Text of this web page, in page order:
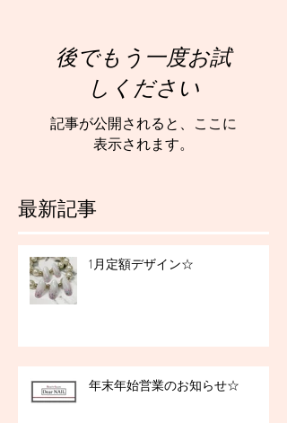
最新記事
後でもう一度お試
しください
記事が公開されると、ここに
表示されます。
1月定額デザイン☆
年末年始営業のお知らせ☆